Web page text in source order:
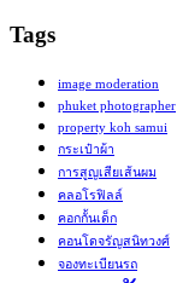
Tags
image moderation
phuket photographer
property koh samui
กระเป๋าผ้า
การสูญเสียเส้นผม
คลอโรฟิลล์
คอกกั้นเด็ก
คอนโดจรัญสนิทวงศ์
จองทะเบียนรถ